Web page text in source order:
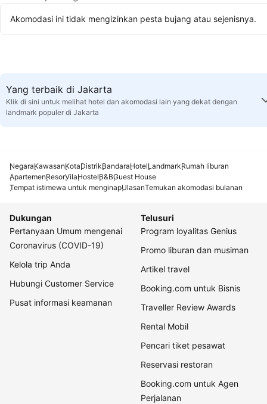
Akomodasi ini tidak mengizinkan pesta bujang atau sejenisnya.
Yang terbaik di Jakarta
Klik di sini untuk melihat hotel dan akomodasi lain yang dekat dengan
landmark populer di Jakarta
NegaraKawasanKotaDistrikBandaraHotelLandmarkRumah liburan
ApartemenResorVilaHostelB&BGuest House
Tempat istimewa untuk menginapUlasanTemukan akomodasi bulanan
Dukungan
Pertanyaan Umum mengenai
Coronavirus (COVID-19)
Kelola trip Anda
Hubungi Customer Service
Pusat informasi keamanan
Telusuri
Program loyalitas Genius
Promo liburan dan musiman
Artikel travel
Booking.com untuk Bisnis
Traveller Review Awards
Rental Mobil
Pencari tiket pesawat
Reservasi restoran
Booking.com untuk Agen
Perjalanan